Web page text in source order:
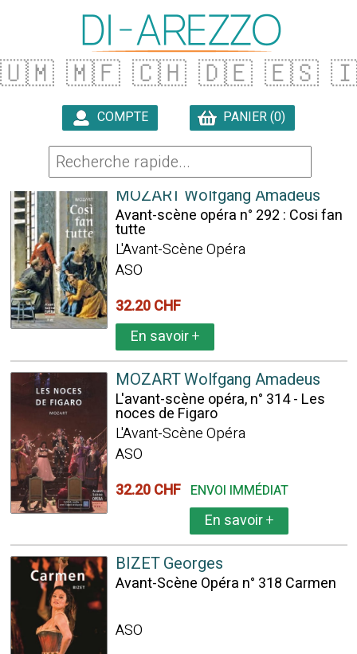
🇺🇲 🇲🇫 🇨🇭 🇩🇪 🇪🇸
COMPTE PANIER (0)
90 ARTICLES TROUVÉS
MOZART Wolfgang Amadeus
Avant-scène opéra n° 292 : Cosi fan
tutte
L'Avant-Scène Opéra
ASO
32.20 CHF
En savoir+
MOZART Wolfgang Amadeus
L'avant-scène opéra, n° 314 - Les
noces de Figaro
L'Avant-Scène Opéra
ASO
32.20 CHF ENVOI IMMÉDIAT
En savoir+
BIZET Georges
Avant-Scène Opéra n° 318 Carmen
ASO